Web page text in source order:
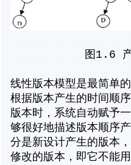
图1.6
线性版本模型是最简单
根据版本产生的时间顺
版本时，系统自动赋予
够很好地描述版本顺序
分是新设计产生的版本
修改的版本，即它不能